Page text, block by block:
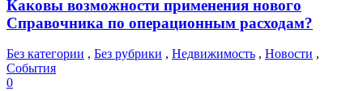
Каковы возможности применения нового
Справочника по операционным расходам?
Без категории , Без рубрики , Недвижимость , Новости ,
События
0